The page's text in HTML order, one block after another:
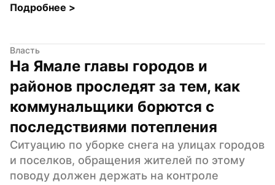
Подробнее >
Власть
На Ямале главы городов и
районов проследят за тем, как
коммунальщики борются с
последствиями потепления
Ситуацию по уборке снега на улицах городов
и поселков, обращения жителей по этому
поводу должен держать на контроле